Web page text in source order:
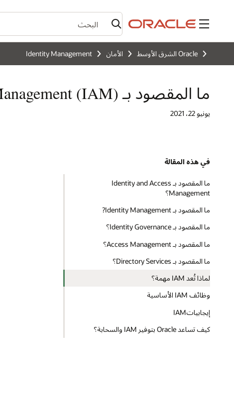
القائمة
Oracle الشرق الأوسط الأمان Identity Management
ما المقصود بـ Identity and Access Management (IAM)؟
يونيو 22،؜ 2021
في هذه المقالة
ما المقصود بـ Identity and Access
Management؟
ما المقصود بـ Identity Management?
ما المقصود بـ Identity Governance؟
ما المقصود بـ Access Management؟
ما المقصود بـ Directory Services؟
لماذا تُعد IAM مهمة؟
وظائف IAM الأساسية
إيجابياتIAM
كيف تساعد Oracle بتوفير IAM والسحابة؟